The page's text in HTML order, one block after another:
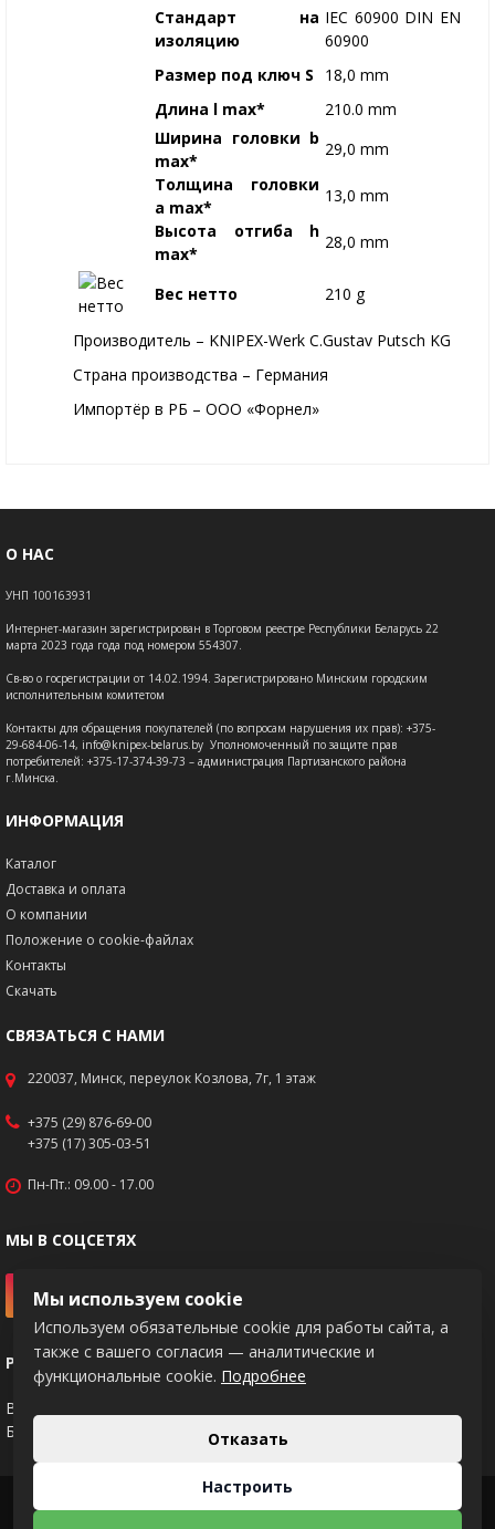
Стандарт на
изоляцию
IEC 60900 DIN EN
60900
Размер под ключ S
18,0 mm
Длина l max*
210.0 mm
Ширина головки b
max*
29,0 mm
Толщина головки
a max*
13,0 mm
Высота отгиба h
max*
28,0 mm
Вес нетто 210 g
Производитель – KNIPEX-Werk C.Gustav Putsch KG
Страна производства – Германия
Импортёр в РБ – ООО «Форнел»
О НАС
УНП 100163931
Интернет-магазин зарегистрирован в Торговом реестре Республики Беларусь 22
марта 2023 года года под номером 554307.
Св-во о госрегистрации от 14.02.1994. Зарегистрировано Минским городским
исполнительным комитетом
Контакты для обращения покупателей (по вопросам нарушения их прав): +375-
29-684-06-14, info@knipex-belarus.by Уполномоченный по защите прав
потребителей: +375-17-374-39-73 – администрация Партизанского района
г.Минска.
ИНФОРМАЦИЯ
Каталог
Доставка и оплата
О компании
Положение о cookie-файлах
Контакты
Скачать
СВЯЗАТЬСЯ С НАМИ
220037, Минск, переулок Козлова, 7г, 1 этаж
+375 (29) 876-69-00
+375 (17) 305-03-51
Пн-Пт.: 09.00 - 17.00
МЫ В СОЦСЕТЯХ
РЕКВИЗИТЫ
BY83PJCB30120217671020000933
Банк: ОАО "Приорбанк", код PJCBBY2X
2026 © KNIPEX
Мы используем cookie
Используем обязательные cookie для работы сайта, а
также с вашего согласия — аналитические и
функциональные cookie. Подробнее
Отказать
Настроить